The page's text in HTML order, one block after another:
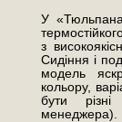
У
з
Сидіння і
модель
кольору,
бути
менеджера).